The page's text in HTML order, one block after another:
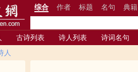
综合 作者 标题 名句 典籍
古诗列表 诗人列表 诗词名句
人